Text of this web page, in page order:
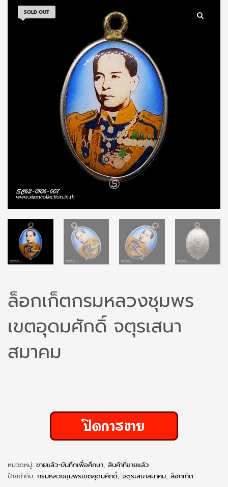
SOLD OUT
ล็อกเก็ตกรมหลวงชุมพร
เขตอุดมศักดิ์ จตุรเสนา
สมาคม
หมวดหมู่: ขายแล้ว-บันทึกเพื่อศึกษา, สินค้าที่ขายแล้ว
ป้ายกำกับ: กรมหลวงชุมพรเขตอุดมศักดิ์, จตุรเสนาสมาคม, ล็อกเก็ต